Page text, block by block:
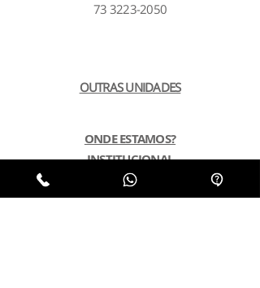
73 3223-2050
OUTRAS UNIDADES
ONDE ESTAMOS?
INSTITUCIONAL
NOSSOS PLANOS